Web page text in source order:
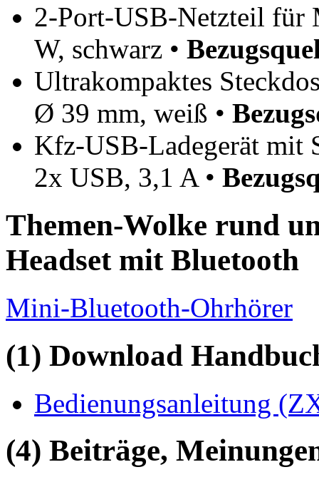
2-Port-USB-Netzteil für
W, schwarz •
Ultrakompaktes
Ø 39 mm, weiß •
Kfz-USB-Ladegerät mit
2x USB, 3,1 A •
Themen-Wolke rund
Headset mit Bluetooth
Mini-Bluetooth-Ohrhörer
(1) Download
Bedienungsanleitung
(4) Beiträge,